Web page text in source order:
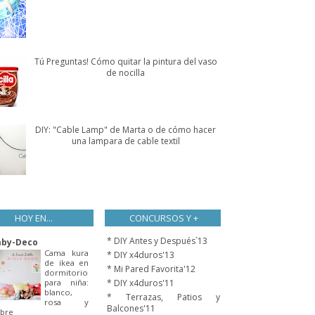
Tú Preguntas! Cómo quitar la pintura del vaso
de nocilla
DIY: "Cable Lamp" de Marta o de cómo hacer
una lampara de cable textil
HOY EN...
Deco
Cama kura
de ikea en
dormitorio
para niña:
blanco,
rosa y
CONCURSOS Y +
* DIY Antes y Después`13
* DIY x4duros'13
* Mi Pared Favorita'12
* DIY x4duros'11
* Terrazas, Patios y
Balcones'11